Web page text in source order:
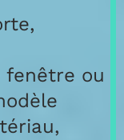
fenêtre ou